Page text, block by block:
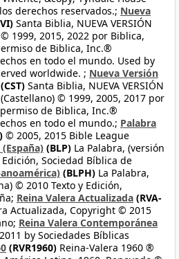
derechos reservados.; Nueva
Santa Biblia, NUEVA VERSIÓN
1999, 2015, 2022 por Biblica,
de Biblica, Inc.®
en todo el mundo. Used by
worldwide. ; Nueva Versión
(CST) Santa Biblia, NUEVA VERSIÓN
© 1999, 2005, 2017 por
de Biblica, Inc.®
en todo el mundo.; Palabra
© 2005, 2015 Bible League
(BLP) La Palabra, (versión
Sociedad Bíblica de
(BLPH) La Palabra,
© 2010 Texto y Edición,
Reina Valera Actualizada (RVA-
Actualizada, Copyright © 2015
Reina Valera Contemporánea
by Sociedades Bíblicas
(RVR1960) Reina-Valera 1960 ®